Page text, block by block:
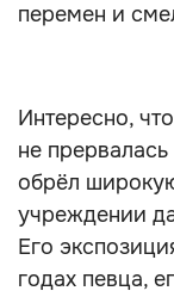
перемен и
Интересно,
не
обрёл
учреждении
Его
годах певца,